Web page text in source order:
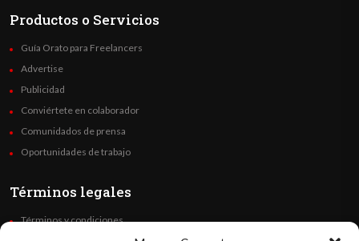
Productos o Servicios
Guía Orato para Freelancers
Advertise
Publicidad
Conviértete en colaborador
Comunidados de prensa
Oportunidades de trabajo
Términos legales
Términos y condiciones